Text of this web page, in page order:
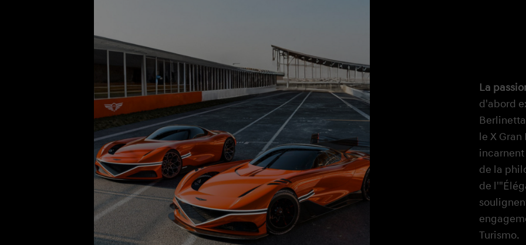
La
d'abord
le X
de la
de
Turismo.
La
La